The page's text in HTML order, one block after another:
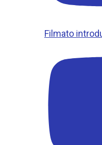
Filmato